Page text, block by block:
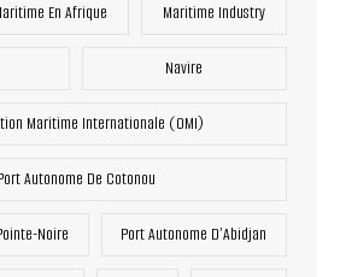
En Afrique Maritime Industry
Navire
Maritime Internationale (OMI)
Autonome De Cotonou
Noire Port Autonome D’Abidjan